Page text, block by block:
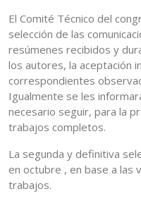
El Comité Técnico del
selección de las
resúmenes recibidos y
los autores, la aceptación
correspondientes
Igualmente se les
necesario seguir, para la
trabajos completos.
La segunda y definitiva
en octubre , en base a las
trabajos.